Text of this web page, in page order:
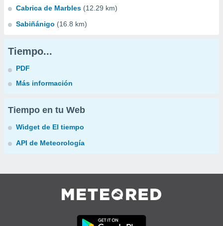
Cabrica de Marbles (12.29 km)
Sabiñánigo (16.8 km)
Tiempo...
PDF
Más información
Tiempo en tu Web
Widget de El tiempo
API de Meteorología